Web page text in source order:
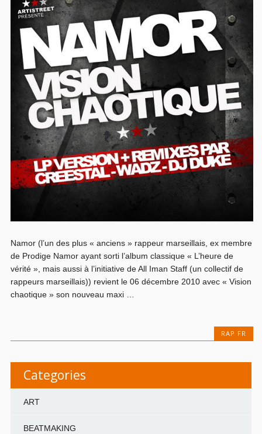
Namor (l’un des plus « anciens » rappeur marseillais, ex membre
de Prodige Namor ayant sorti l’album classique « L’heure de
vérité », mais aussi à l’initiative de All Iman Staff (un collectif de
rappeurs marseillais)) revient le 06 décembre 2010 avec « Vision
chaotique » son nouveau maxi …
RAP FR
Categories
ART
BEATMAKING